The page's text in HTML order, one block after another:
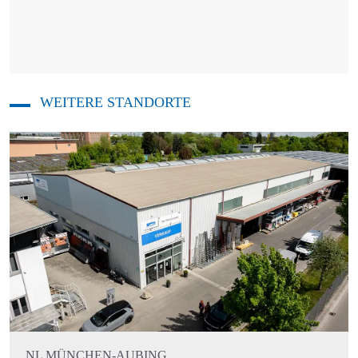
WEITERE STANDORTE
NL MÜNCHEN-AUBING